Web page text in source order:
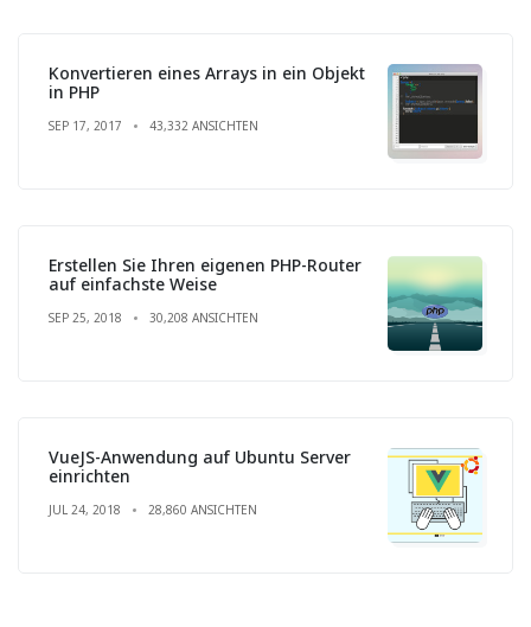
Konvertieren eines Arrays in ein Objekt
in PHP
SEP 17, 2017 43,332 ANSICHTEN
Erstellen Sie Ihren eigenen PHP-Router
auf einfachste Weise
SEP 25, 2018 30,208 ANSICHTEN
VueJS-Anwendung auf Ubuntu Server
einrichten
JUL 24, 2018 28,860 ANSICHTEN